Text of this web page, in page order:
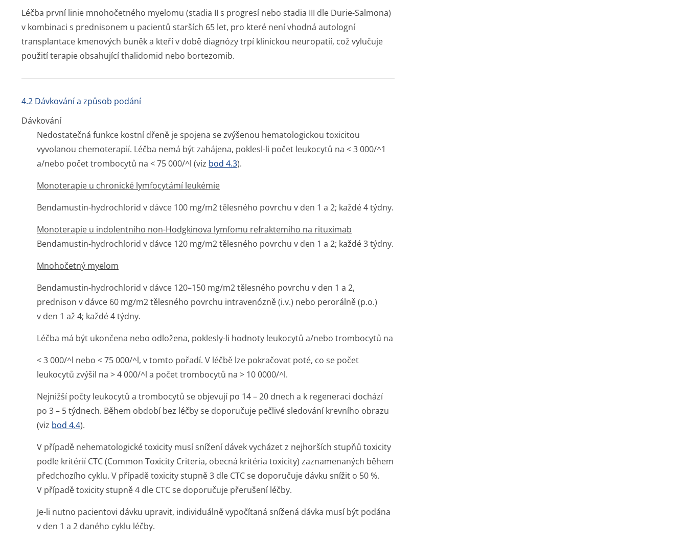
Léčba první linie mnohočetného myelomu (stadia II s progresí nebo stadia III dle Durie-Salmona)
v kombinaci s prednisonem u pacientů starších 65 let, pro které není vhodná autologní
transplantace kmenových buněk a kteří v době diagnózy trpí klinickou neuropatií, což vylučuje
použití terapie obsahující thalidomid nebo bortezomib.
4.2 Dávkování a způsob podání
Dávkování
Nedostatečná funkce kostní dřeně je spojena se zvýšenou hematologickou toxicitou
vyvolanou chemoterapií. Léčba nemá být zahájena, poklesl-li počet leukocytů na < 3 000/^1
a/nebo počet trombocytů na < 75 000/^l (viz bod 4.3).
Monoterapie u chronické lymfocytámí leukémie
Bendamustin-hydrochlorid v dávce 100 mg/m2tělesného povrchu v den 1 a 2; každé 4 týdny.
Monoterapie u indolentního non-Hodgkinova lymfomu refraktemího na rituximab
Bendamustin-hydrochlorid v dávce 120 mg/m2 tělesného povrchu v den 1 a 2; každé 3 týdny.
Mnohočetný myelom
Bendamustin-hydrochlorid v dávce 120–150 mg/m2tělesného povrchu v den 1 a 2,
prednison v dávce 60 mg/m2tělesného povrchu intravenózně (i.v.) nebo perorálně (p.o.)
v den 1 až 4; každé 4 týdny.
Léčba má být ukončena nebo odložena, poklesly-li hodnoty leukocytů a/nebo trombocytů na
< 3 000/^l nebo < 75 000/^l, v tomto pořadí. V léčbě lze pokračovat poté, co se počet
leukocytů zvýšil na > 4 000/^l a počet trombocytů na > 10 0000/^l.
Nejnižší počty leukocytů a trombocytů se objevují po 14 – 20 dnech a k regeneraci dochází
po 3 – 5 týdnech. Během období bez léčby se doporučuje pečlivé sledování krevního obrazu
(viz bod 4.4).
V případě nehematologické toxicity musí snížení dávek vycházet z nejhorších stupňů toxicity
podle kritérií CTC (Common Toxicity Criteria, obecná kritéria toxicity) zaznamenaných během
předchozího cyklu. V případě toxicity stupně 3 dle CTC se doporučuje dávku snížit o 50 %.
V případě toxicity stupně 4 dle CTC se doporučuje přerušení léčby.
Je-li nutno pacientovi dávku upravit, individuálně vypočítaná snížená dávka musí být podána
v den 1 a 2 daného cyklu léčby.